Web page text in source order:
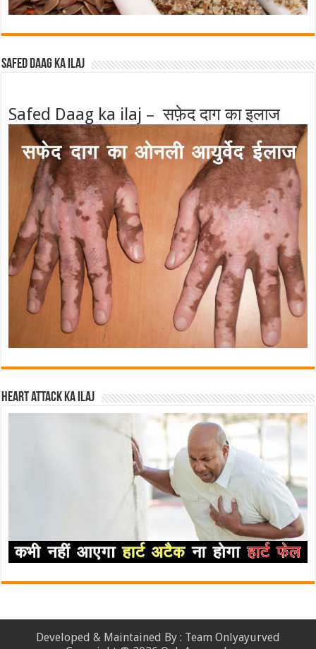
Safed Daag ka ilaj
Safed Daag ka ilaj – सफ़ेद दाग का इलाज
Heart attack ka ilaj
Developed & Maintained By : Team Onlyayurved